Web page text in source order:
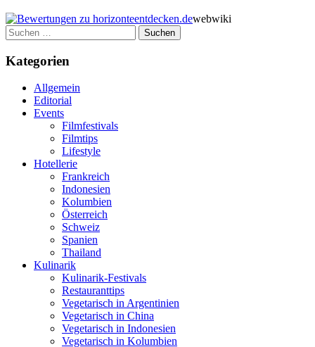
webwiki
Suchen
nach:
Kategorien
Allgemein
Editorial
Events
Filmfestivals
Filmtips
Lifestyle
Hotellerie
Frankreich
Indonesien
Kolumbien
Österreich
Schweiz
Spanien
Thailand
Kulinarik
Kulinarik-Festivals
Restauranttips
Vegetarisch in Argentinien
Vegetarisch in China
Vegetarisch in Indonesien
Vegetarisch in Kolumbien